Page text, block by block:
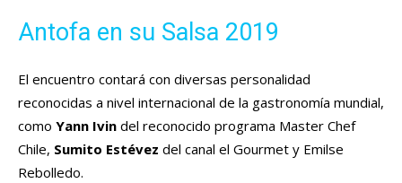
Antofa en su Salsa 2019
El encuentro contará con diversas personalidad
reconocidas a nivel internacional de la gastronomía mundial,
como Yann Ivin del reconocido programa Master Chef
Chile, Sumito Estévez del canal el Gourmet y Emilse
Rebolledo.